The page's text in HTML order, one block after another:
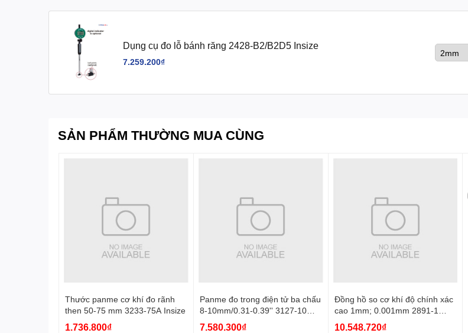
Dụng cụ đo lỗ bánh răng 2428-B2/B2D5 Insize
7.259.200₫
SẢN PHẨM THƯỜNG MUA CÙNG
Thước panme cơ khí đo rãnh
then 50-75 mm 3233-75A Insize
1.736.800₫
Panme đo trong điện tử ba chấu
8-10mm/0.31-0.39'' 3127-10
Insize
7.580.300₫
Đồng hồ so cơ khí độ chính xác
cao 1mm; 0.001mm 2891-1
Insize
10.548.720₫